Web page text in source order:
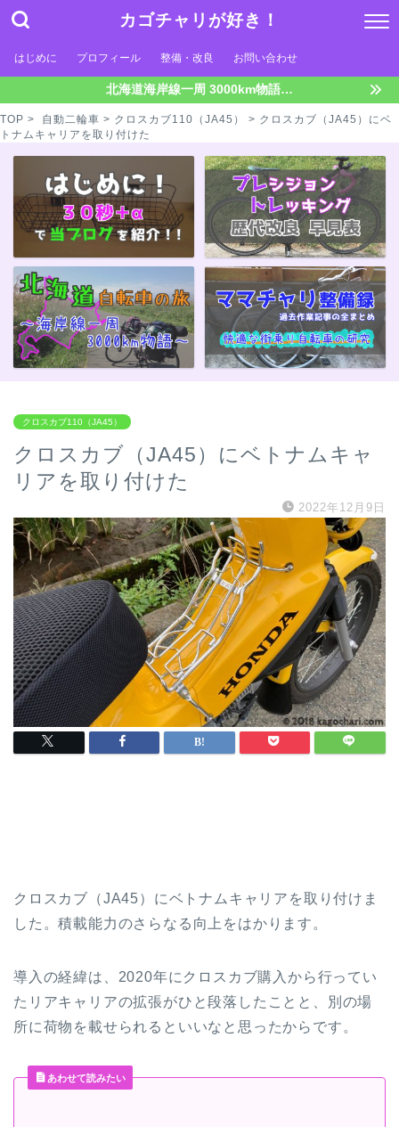
カゴチャリが好き！
はじめに プロフィール 整備・改良 お問い合わせ
北海道海岸線一周 3000km物語…
TOP > 自動二輪車 > クロスカブ110（JA45）
> クロスカブ（JA45）にベ
トナムキャリアを取り付けた
クロスカブ110（JA45）
クロスカブ（JA45）にベトナムキャ
リアを取り付けた
2022年12月9日
クロスカブ（JA45）にベトナムキャリアを取り付けま
した。積載能力のさらなる向上をはかります。
導入の経緯は、2020年にクロスカブ購入から行ってい
たリアキャリアの拡張がひと段落したことと、別の場
所に荷物を載せられるといいなと思ったからです。
あわせて読みたい